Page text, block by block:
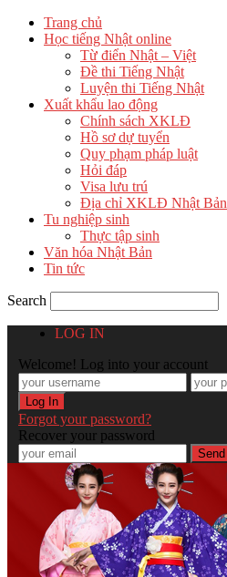
Trang chủ
Học tiếng Nhật online
Từ điển Nhật – Việt
Đề thi Tiếng Nhật
Luyện thi Tiếng Nhật
Xuất khẩu lao động
Chính sách XKLĐ
Hồ sơ dự tuyển
Quy phạm pháp luật
Hỏi đáp
Visa lưu trú
Địa chỉ XKLĐ Nhật Bản
Tu nghiệp sinh
Thực tập sinh
Văn hóa Nhật Bản
Tin tức
Search
LOG IN
Welcome! Log into your account
Forgot your password?
Recover your password